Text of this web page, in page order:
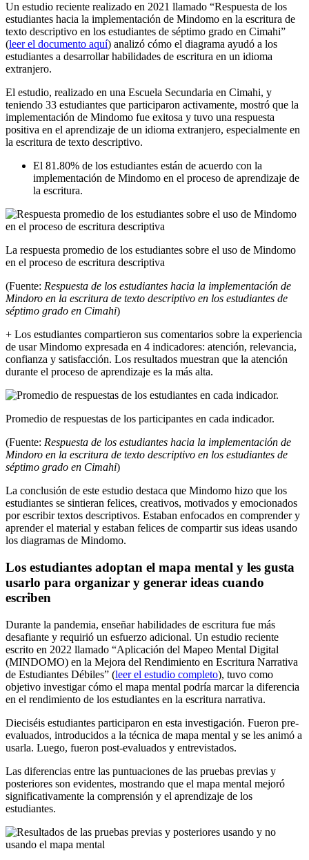
Un estudio reciente realizado en 2021 llamado “Respuesta de los
estudiantes hacia la implementación de Mindomo en la escritura de
texto descriptivo en los estudiantes de séptimo grado en Cimahi”
(leer el documento aquí) analizó cómo el diagrama ayudó a los
estudiantes a desarrollar habilidades de escritura en un idioma
extranjero.
El estudio, realizado en una Escuela Secundaria en Cimahi, y
teniendo 33 estudiantes que participaron activamente, mostró que la
implementación de Mindomo fue exitosa y tuvo una respuesta
positiva en el aprendizaje de un idioma extranjero, especialmente en
la escritura de texto descriptivo.
El 81.80% de los estudiantes están de acuerdo con la
implementación de Mindomo en el proceso de aprendizaje de
la escritura.
La respuesta promedio de los estudiantes sobre el uso de Mindomo
en el proceso de escritura descriptiva
(Fuente: Respuesta de los estudiantes hacia la implementación de
Mindoro en la escritura de texto descriptivo en los estudiantes de
séptimo grado en Cimahi)
+ Los estudiantes compartieron sus comentarios sobre la experiencia
de usar Mindomo expresada en 4 indicadores: atención, relevancia,
confianza y satisfacción. Los resultados muestran que la atención
durante el proceso de aprendizaje es la más alta.
Promedio de respuestas de los participantes en cada indicador.
(Fuente: Respuesta de los estudiantes hacia la implementación de
Mindoro en la escritura de texto descriptivo en los estudiantes de
séptimo grado en Cimahi)
La conclusión de este estudio destaca que Mindomo hizo que los
estudiantes se sintieran felices, creativos, motivados y emocionados
por escribir textos descriptivos. Estaban enfocados en comprender y
aprender el material y estaban felices de compartir sus ideas usando
los diagramas de Mindomo.
Los estudiantes adoptan el mapa mental y les gusta
usarlo para organizar y generar ideas cuando
escriben
Durante la pandemia, enseñar habilidades de escritura fue más
desafiante y requirió un esfuerzo adicional. Un estudio reciente
escrito en 2022 llamado “Aplicación del Mapeo Mental Digital
(MINDOMO) en la Mejora del Rendimiento en Escritura Narrativa
de Estudiantes Débiles” (leer el estudio completo), tuvo como
objetivo investigar cómo el mapa mental podría marcar la diferencia
en el rendimiento de los estudiantes en la escritura narrativa.
Dieciséis estudiantes participaron en esta investigación. Fueron pre-
evaluados, introducidos a la técnica de mapa mental y se les animó a
usarla. Luego, fueron post-evaluados y entrevistados.
Las diferencias entre las puntuaciones de las pruebas previas y
posteriores son evidentes, mostrando que el mapa mental mejoró
significativamente la comprensión y el aprendizaje de los
estudiantes.